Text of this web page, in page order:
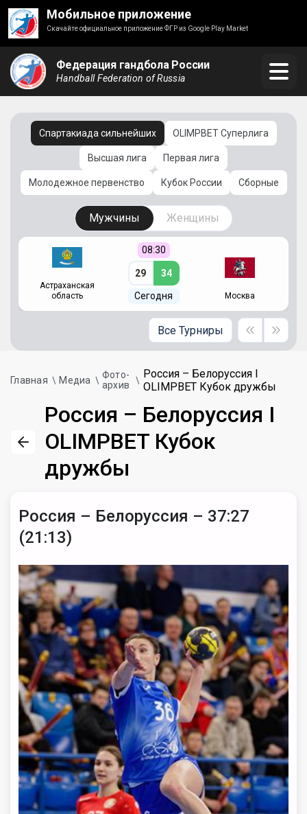
Мобильное приложение
Скачайте официальное приложение ФГР из Google Play Market
Федерация гандбола России
Handball Federation of Russia
Спартакиада сильнейших OLIMPBET Суперлига
Высшая лига Первая лига
Молодежное первенство Кубок России Сборные
Мужчины Женщины
Астраханская
область
08:30
29 34
Сегодня Москва
Все Турниры
Главная Медиа
Фото-
архив
Россия – Белоруссия I
OLIMPBET Кубок дружбы
Россия – Белоруссия I
OLIMPBET Кубок
дружбы
Россия – Белоруссия – 37:27
(21:13)